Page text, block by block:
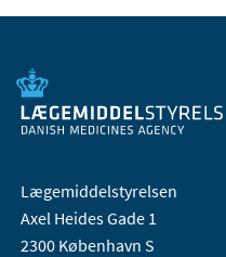
Lægemiddelstyrelsen
Axel Heides Gade 1
2300 København S